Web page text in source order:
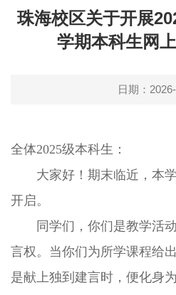
珠海校区关于开展
学期本科生网
日期：
全体2025级本科生：
大家好！期末临近，本
开启。
同学们，你们是教学活
言权。当你们为所学课程给
是献上独到建言时，便化身